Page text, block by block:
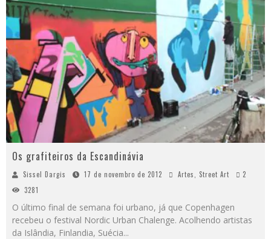
Os grafiteiros da Escandinávia
Sissel Dargis 17 de novembro de 2012 Artes Street Art
2
3281
O último final de semana foi urbano, já que Copenhagen
recebeu o festival Nordic Urban Chalenge. Acolhendo artistas
da Islândia, Finlandia, Suécia...